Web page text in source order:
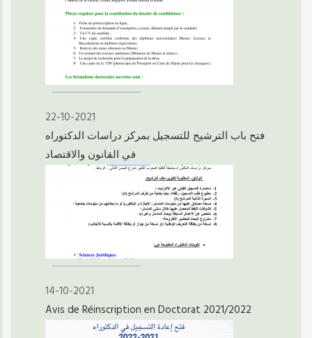
22-10-2021
فتح باب الترشيح للتسجيل بمركز دراسات الدكتوراه
في القانون والاقتصاد
14-10-2021
Avis de Réinscription en Doctorat 2021/2022